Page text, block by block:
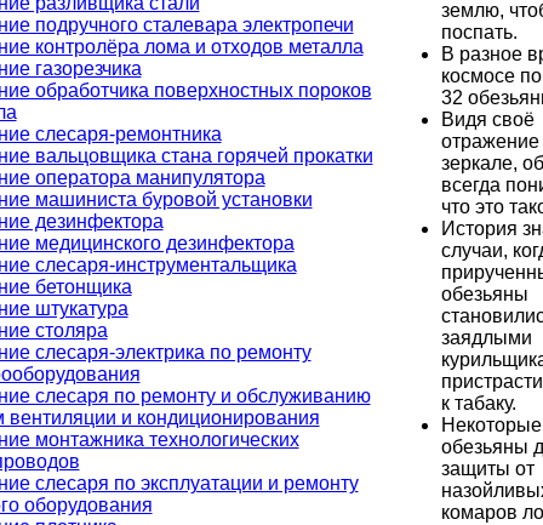
подручного сталевара электропечи
контролёра лома и отходов металла
газорезчика
обработчика поверхностных пороков
слесаря-ремонтника
вальцовщика стана горячей прокатки
оператора манипулятора
машиниста буровой установки
дезинфектора
медицинского дезинфектора
слесаря-инструментальщика
бетонщика
штукатура
столяра
слесаря-электрика по ремонту
слесаря по ремонту и обслуживанию
вентиляции и кондиционирования
монтажника технологических
слесаря по эксплуатации и ремонту
оборудования
землю,
поспать.
В разное
космосе
32
Видя своё
отражение
зеркале,
всегда
что это
История
случаи,
обезьяны
заядлыми
к табаку.
Некоторые
обезьяны
защиты от
комаров